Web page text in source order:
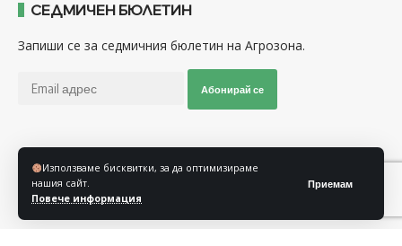
Използваме бисквитки, за да оптимизираме
нашия сайт.
Повече информация
Приемам
СЕДМИЧЕН БЮЛЕТИН
Запиши се за седмичния бюлетин на Агрозона.
Абонирай се
Последвайте ни